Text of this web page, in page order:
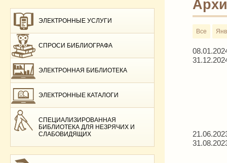
ЭЛЕКТРОННЫЕ УСЛУГИ
СПРОСИ БИБЛИОГРАФА
ЭЛЕКТРОННАЯ БИБЛИОТЕКА
ЭЛЕКТРОННЫЕ КАТАЛОГИ
СПЕЦИАЛИЗИРОВАННАЯ
БИБЛИОТЕКА ДЛЯ НЕЗРЯЧИХ И
СЛАБОВИДЯЩИХ
Все